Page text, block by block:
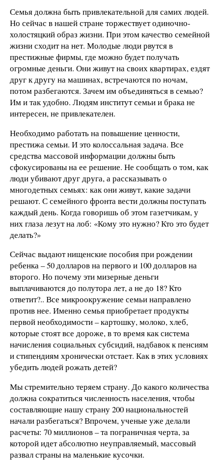
Семья должна быть привлекательной для самих людей.
Но сейчас в нашей стране торжествует одиночно-
холостяцкий образ жизни. При этом качество семейной
жизни сходит на нет. Молодые люди рвутся в
престижные фирмы, где можно будет получать
огромные деньги. Они живут на своих квартирах, ездят
друг к другу на машинах, встречаются по ночам,
потом разбегаются. Зачем им объединяться в семью?
Им и так удобно. Людям институт семьи и брака не
интересен, не привлекателен.
Необходимо работать на повышение ценности,
престижа семьи. И это колоссальная задача. Все
средства массовой информации должны быть
сфокусированы на ее решение. Не сообщать о том, как
люди убивают друг друга, а рассказывать о
многодетных семьях: как они живут, какие задачи
решают. С семейного фронта вести должны поступать
каждый день. Когда говоришь об этом газетчикам, у
них глаза лезут на лоб: «Кому это нужно? Кто это будет
делать?»
Сейчас выдают нищенские пособия при рождении
ребенка – 50 долларов на первого и 100 долларов на
второго. Но почему эти мизерные деньги
выплачиваются до полутора лет, а не до 18? Кто
ответит?.. Все микроокружение семьи направлено
против нее. Именно семья приобретает продукты
первой необходимости – картошку, молоко, хлеб,
которые стоят все дороже, в то время как система
начисления социальных субсидий, надбавок к пенсиям
и стипендиям хронически отстает. Как в этих условиях
убедить людей рожать детей?
Мы стремительно теряем страну. До какого количества
должна сократиться численность населения, чтобы
составляющие нашу страну 200 национальностей
начали разбегаться? Впрочем, ученые уже делали
расчеты: 70 миллионов – та пограничная черта, за
которой идет абсолютно неуправляемый, массовый
развал страны на маленькие кусочки.